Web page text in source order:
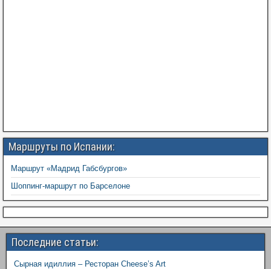
Маршруты по Испании:
Маршрут «Мадрид Габсбургов»
Шоппинг-маршрут по Барселоне
Последние статьи:
Сырная идиллия – Ресторан Cheese’s Art